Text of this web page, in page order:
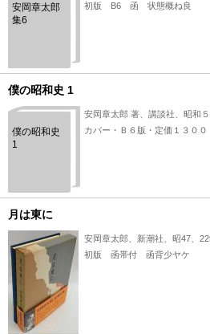
安岡章太郎
集6
初版 B6 函 状態概ね良
僕の昭和史 1
僕の昭和史
1
安岡章太郎 著、講談社、昭和
カバー・Ｂ６版・定価１３００
月は東に
安岡章太郎、新潮社、昭47、
初版 函帯付 函背少ヤケ